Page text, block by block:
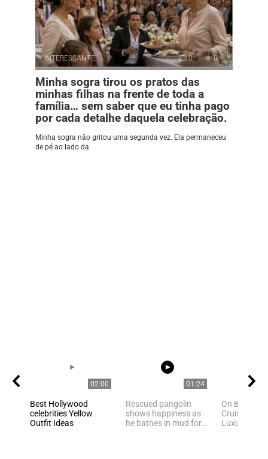
INTERESSANTE 0 0
Minha sogra tirou os pratos das
minhas filhas na frente de toda a
família… sem saber que eu tinha pago
por cada detalhe daquela celebração.
Minha sogra não gritou uma segunda vez. Ela permaneceu
de pé ao lado da
02:00
Best Hollywood
celebrities Yellow
Outfit Ideas
01:24
Rescued pangolin
shows happiness as
he bathes in mud for...
On Board
Cruises
Luxurious